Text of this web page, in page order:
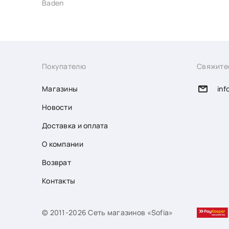
Baden
Покупателю
Магазины
Новости
Доставка и оплата
О компании
Возврат
Контакты
© 2011-2026 Сеть магазинов «Sofia»